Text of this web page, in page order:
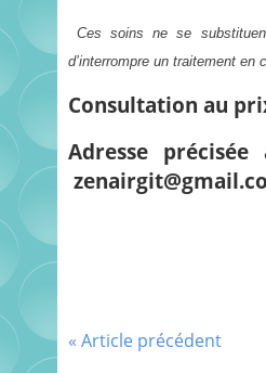
Ces soins ne se
d’interrompre un traitement en
Consultation au
Adresse
« Article précédent